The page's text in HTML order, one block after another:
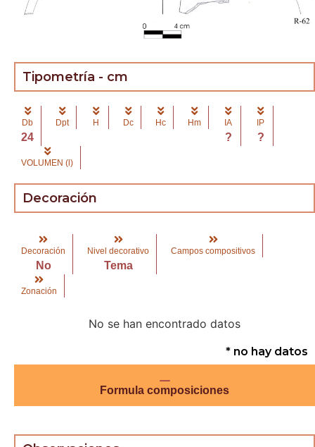
Tipometría - cm
Db
24
Dpt H Dc Hc Hm IA
?
IP
?
VOLUMEN (l)
Decoración
Decoración
No
Nivel decorativo
Tema
Campos compositivos
Zonación
No se han encontrado datos
* no hay datos
Formula composiciones